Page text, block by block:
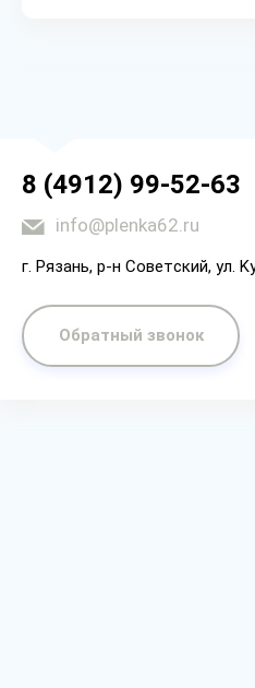
8 (4912) 99-52-63
info@plenka62.ru
г. Рязaнь, p-н Coвeтcкий, yл.
Обратный звонок